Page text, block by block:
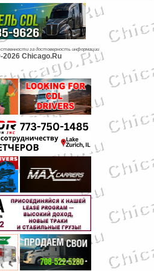
за достоверность информации
2026 Chicago.Ru